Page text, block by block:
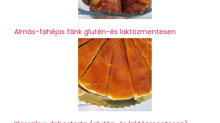
Almás-fahéjas fánk glutén-és laktózmentesen